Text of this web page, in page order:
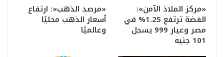
«مركز الملاذ الآمن»:
الفضة ترتفع 1.25% في
مصر وعيار 999 يسجل
101 جنيه
«مرصد الذهب»: ارتفاع
أسعار الذهب محليًا
وعالميًا